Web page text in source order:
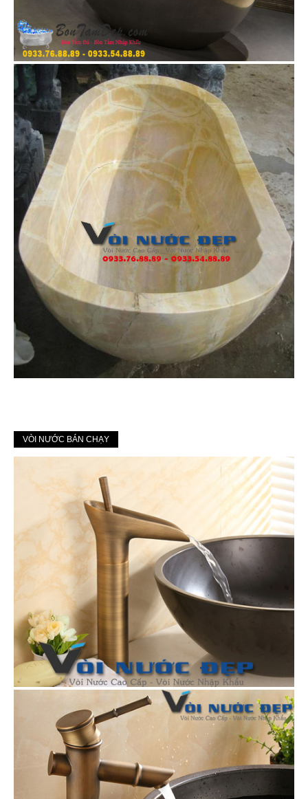
VÒI NƯỚC BÁN CHẠY